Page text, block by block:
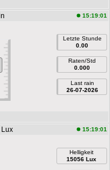
15:19:01
Letzte Stunde
0.00
Raten/Std
0.000
Last rain
26-07-2026
Lux 15:19:01
Helligkeit
15056 Lux